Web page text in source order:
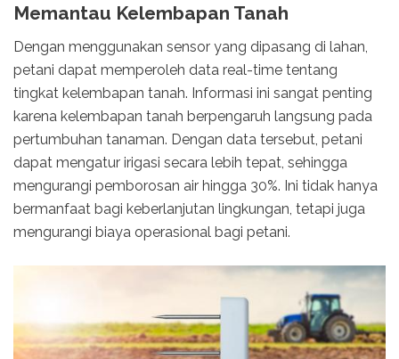
Memantau Kelembapan Tanah
Dengan menggunakan sensor yang dipasang di lahan,
petani dapat memperoleh data real-time tentang
tingkat kelembapan tanah. Informasi ini sangat penting
karena kelembapan tanah berpengaruh langsung pada
pertumbuhan tanaman. Dengan data tersebut, petani
dapat mengatur irigasi secara lebih tepat, sehingga
mengurangi pemborosan air hingga 30%. Ini tidak hanya
bermanfaat bagi keberlanjutan lingkungan, tetapi juga
mengurangi biaya operasional bagi petani.